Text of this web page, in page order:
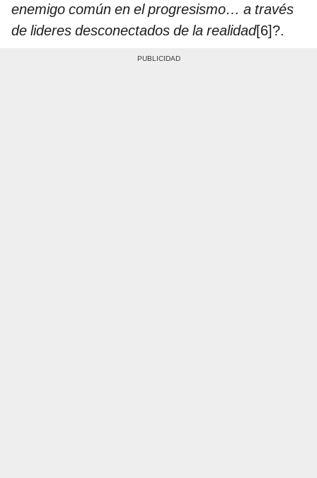
enemigo común en el progresismo… a través
de lideres desconectados de la realidad[6]?.